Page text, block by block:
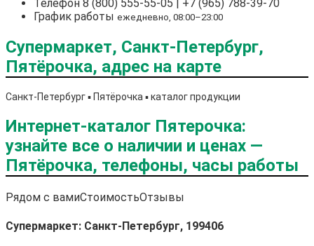
Телефон 8 (800) 555-55-05 | +7 (965) 788-39-70
График работы ежедневно, 08:00–23:00
Супермаркет, Санкт-Петербург,
Пятёрочка, адрес на карте
Санкт-Петербург ▪️ Пятёрочка ▪️ каталог продукции
Интернет-каталог Пятерочка:
узнайте все о наличии и ценах —
Пятёрочка, телефоны, часы работы
Рядом с вамиСтоимостьОтзывы
Супермаркет: Санкт-Петербург, 199406